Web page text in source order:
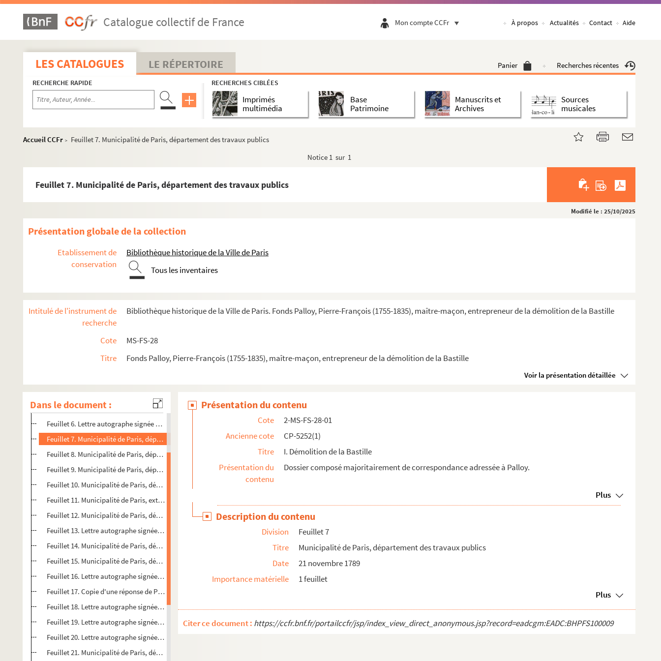
Catalogue collectif de France Mon compte CCFr À propos Actualités Contact Aide
LES CATALOGUES LE RÉPERTOIRE Panier Recherches récentes
RECHERCHE RAPIDE RECHERCHES CIBLÉES
Imprimés
multimédia
Base
Patrimoine
Manuscrits et
Archives
Sources
musicales
Accueil CCFr >
Feuillet 7. Municipalité de Paris, département des travaux publics
Notice 1 sur 1
Feuillet 7. Municipalité de Paris, département des travaux publics
Modifié le : 25/10/2025
Présentation globale de la collection
Etablissement de
conservation
Bibliothèque historique de la Ville de Paris
Tous les inventaires
Intitulé de l'instrument de
recherche
Bibliothèque historique de la Ville de Paris. Fonds Palloy, Pierre-François (1755-1835), maître-maçon, entrepreneur de la démolition de la Bastille
Cote
MS-FS-28
Titre
Fonds Palloy, Pierre-François (1755-1835), maître-maçon, entrepreneur de la démolition de la Bastille
Voir la présentation détaillée
Dans le document :
Feuillet 2. Lettre autographe signée d'Avril, administrateur de la ville, à Palloy
Feuillet 4. Résumé d'une lettre de l'abbé Mulot contenant le compte rendu de la séance de la Commune du 18 octob...
Feuillet 5. Copie de la lettre du marquis de La Fayette à Cellerier
Feuillet 6. Lettre autographe signée de Cellerier aux ingénieurs nationaux chargés de la démolition de la Bastil...
Feuillet 7. Municipalité de Paris, département des travaux publics
Feuillet 8. Municipalité de Paris, département des travaux publics
Feuillet 9. Municipalité de Paris, département des travaux publics
Feuillet 10. Municipalité de Paris, département des travaux publics
Feuillet 11. Municipalité de Paris, extrait du registre des délibérations du Bureau de la ville
Feuillet 12. Municipalité de Paris, département des travaux publics
Feuillet 13. Lettre autographe signée de Santerre à Palloy
Feuillet 14. Municipalité de Paris, département des travaux publics
Feuillet 15. Municipalité de Paris, département des travaux publics
Feuillet 16. Lettre autographe signée de La Boulloy, représentant de la Commune, à Palloy
Feuillet 17. Copie d'une réponse de Palloy à Manuel, conseiller administrateur
Feuillet 18. Lettre autographe signée de Louis Millin à Palloy
Feuillet 19. Lettre autographe signée de Valentin Haüy, directeur de l'école des jeunes aveugles, ci devant inspe...
Feuillet 20. Lettre autographe signée d’ A. L. Millin à Palloy
Feuillet 21. Municipalité de Paris, département des travaux publics
Présentation du contenu
Cote
2-MS-FS-28-01
Ancienne cote
CP-5252(1)
Titre
I. Démolition de la Bastille
Présentation du
contenu
Dossier composé majoritairement de correspondance adressée à Palloy.
Plus
Description du contenu
Division
Feuillet 7
Titre
Municipalité de Paris, département des travaux publics
Date
21 novembre 1789
Importance matérielle
1 feuillet
Plus
Citer ce document : https://ccfr.bnf.fr/portailccfr/jsp/index_view_direct_anonymous.jsp?record=eadcgm:EADC:BHPFS100009